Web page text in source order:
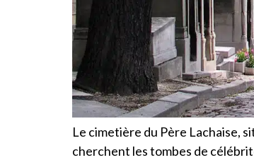
Le cimetière du Père Lachaise,
cherchent les tombes de